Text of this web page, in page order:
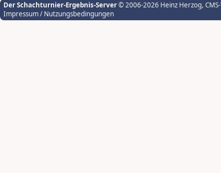
Der Schachturnier-Ergebnis-Server© 2006-2026 Heinz Herzog,
Impressum / Nutzungsbedingungen